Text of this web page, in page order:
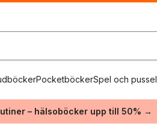
PocketböckerSpel och pussel
– hälsoböcker upp till 50% →